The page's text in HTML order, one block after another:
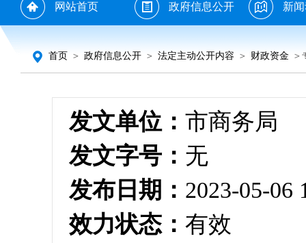
网站首页 政府信息公开 新
首页 ＞ 政府信息公开 ＞ 法定主动公开内容 ＞ 财政资金 ＞
发文单位：市商务局
发文字号： 无
发布日期： 2023-05-06
效力状态：有效